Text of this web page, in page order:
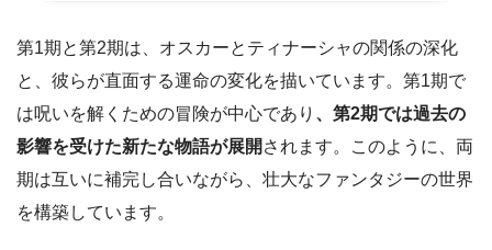
第1期と第2期は、オスカーとティナーシャの関係の深化
と、彼らが直面する運命の変化を描いています。第1期で
は呪いを解くための冒険が中心であり 、第2期では過去の
影響を受けた新たな物語が展開 されます。このように、両
期は互いに補完し合いながら、壮大なファンタジーの世界
を構築しています。